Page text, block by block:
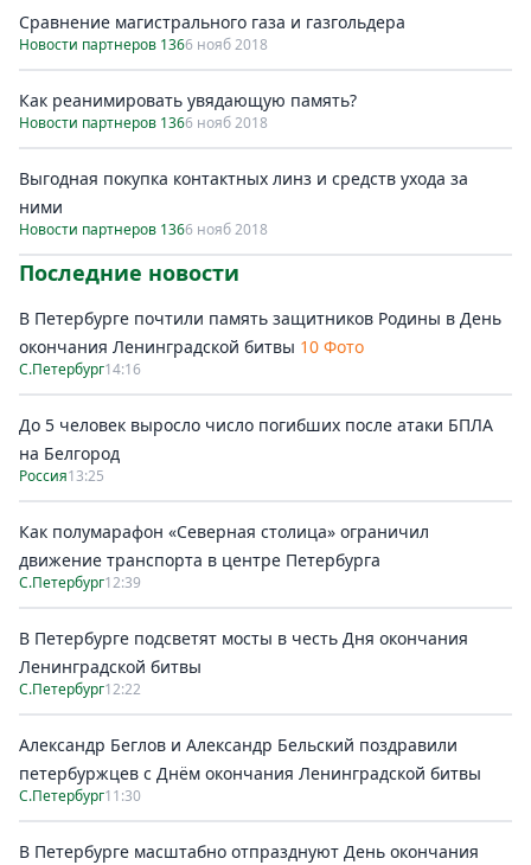
Сравнение магистрального газа и газгольдера
Новости партнеров 1366 нояб 2018
Как реанимировать увядающую память?
Новости партнеров 1366 нояб 2018
Выгодная покупка контактных линз и средств ухода за
ними
Новости партнеров 1366 нояб 2018
Последние новости
В Петербурге почтили память защитников Родины в День
окончания Ленинградской битвы 10 Фото
С.Петербург14:16
До 5 человек выросло число погибших после атаки БПЛА
на Белгород
Россия13:25
Как полумарафон «Северная столица» ограничил
движение транспорта в центре Петербурга
С.Петербург12:39
В Петербурге подсветят мосты в честь Дня окончания
Ленинградской битвы
С.Петербург12:22
Александр Беглов и Александр Бельский поздравили
петербуржцев с Днём окончания Ленинградской битвы
С.Петербург11:30
В Петербурге масштабно отпразднуют День окончания